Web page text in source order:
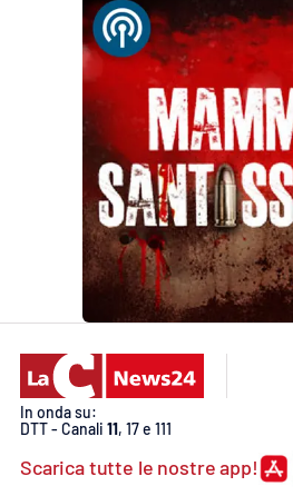
In onda su:
DTT - Canali 11, 17 e 111
Scarica tutte le nostre app!